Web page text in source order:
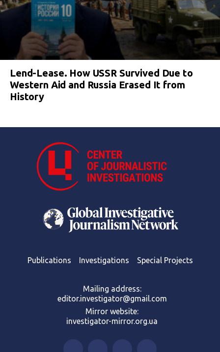
Lend-Lease. How USSR Survived Due to
Western Aid and Russia Erased It from
History
Publications Investigations Special Projects
Mailing address:
editor.investigator@gmail.com
Mirror website:
investigator-mirror.org.ua